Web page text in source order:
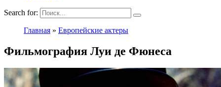
Search for:
Главная » Европейские актеры
Фильмография Луи де Фюнеса